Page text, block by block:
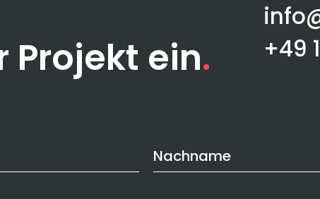
Projekt ein
‭+49
Nachname